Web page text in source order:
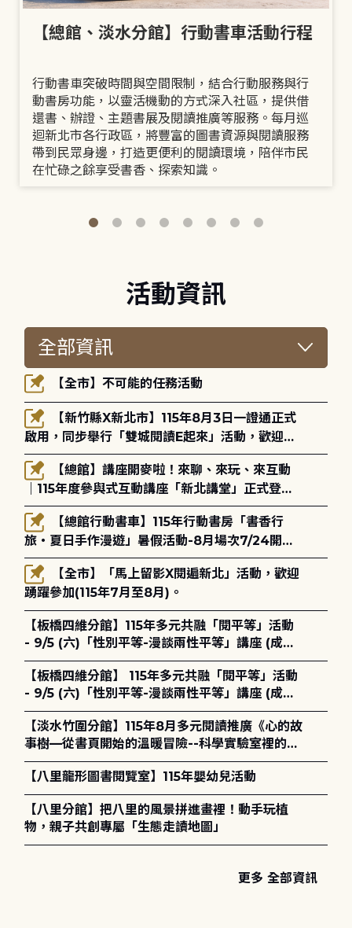
【總館、淡水分館】行動書車活動行程
行動書車突破時間與空間限制，結合行動服務與行
動書房功能，以靈活機動的方式深入社區，提供借
還書、辦證、主題書展及閱讀推廣等服務。每月巡
迴新北市各行政區，將豐富的圖書資源與閱讀服務
帶到民眾身邊，打造更便利的閱讀環境，陪伴市民
在忙碌之餘享受書香、探索知識。
活動資訊
【全市】不可能的任務活動
啟用，同步舉行「雙城閱讀E起來」活動，歡迎踴
躍參加(115年8月3日至10月4日)。
｜115年度參與式互動講座「新北講堂」正式登
場！
旅・夏日手作漫遊」暑假活動-8月場次7/24開始
報名
踴躍參加(115年7月至8月)。
【板橋四維分館】115年多元共融「閱平等」活動
- 9/5 (六)「性別平等-漫談兩性平等」講座 (成人
講座) ◎ 8/1 (六) 14:00 開始報名
【板橋四維分館】 115年多元共融「閱平等」活動
- 9/5 (六)「性別平等-漫談兩性平等」講座 (成人
講座) ◎ 8/1 (六) 14:00 開始報名
【淡水竹圍分館】115年8月多元閱讀推廣《心的故
事樹—從書頁開始的溫暖冒險--科學實驗室裡的放
電章魚》
【八里龍形圖書閱覽室】115年嬰幼兒活動
【八里分館】把八里的風景拼進畫裡！動手玩植
物，親子共創專屬「生態走讀地圖」
更多 全部資訊